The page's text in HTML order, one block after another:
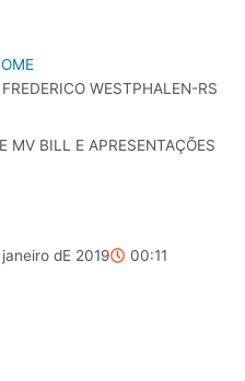
WESTPHALEN-RS
MV BILL E APRESENTAÇÕES
dE 2019 00:11